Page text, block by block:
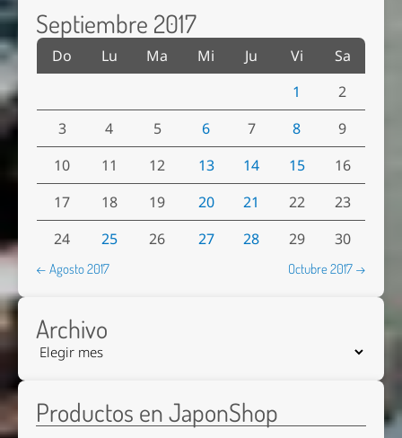
Septiembre 2017
Do Lu Ma Mi Ju Vi
Sa
1
2
3
4 5 6 7 8
9
10
11 12 13 14 15
16
17
18 19 20 21 22
23
24
25 26 27 28 29 30
← Agosto 2017 Octubre 2017 →
Archivo
Productos en JaponShop